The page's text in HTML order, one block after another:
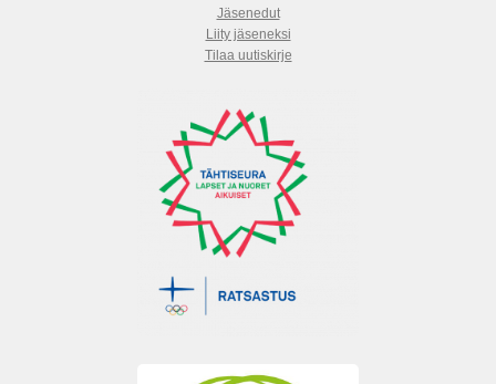
Jäsenedut
Liity jäseneksi
Tilaa uutiskirje